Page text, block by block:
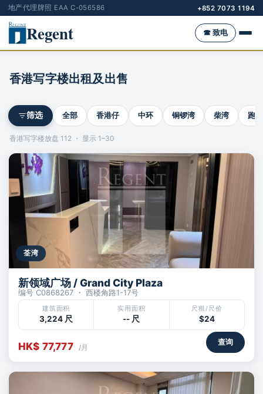
地产代理牌照 EAA C-056586 +852 7073 1194
Regent ☎ 致电
香港写字楼出租及出售
筛选 全部 香港仔 中环 铜锣湾 柴湾 跑
香港写字楼放盘 112 ・ 显示 1–30
荃湾
新领域广场 / Grand City Plaza
编号 C0868267 ・ 西楼角路1-17号
建筑面积
3,224 尺
实用面积
-- 尺
尺租/尺价
$24
HK$ 77,777 /月
查询